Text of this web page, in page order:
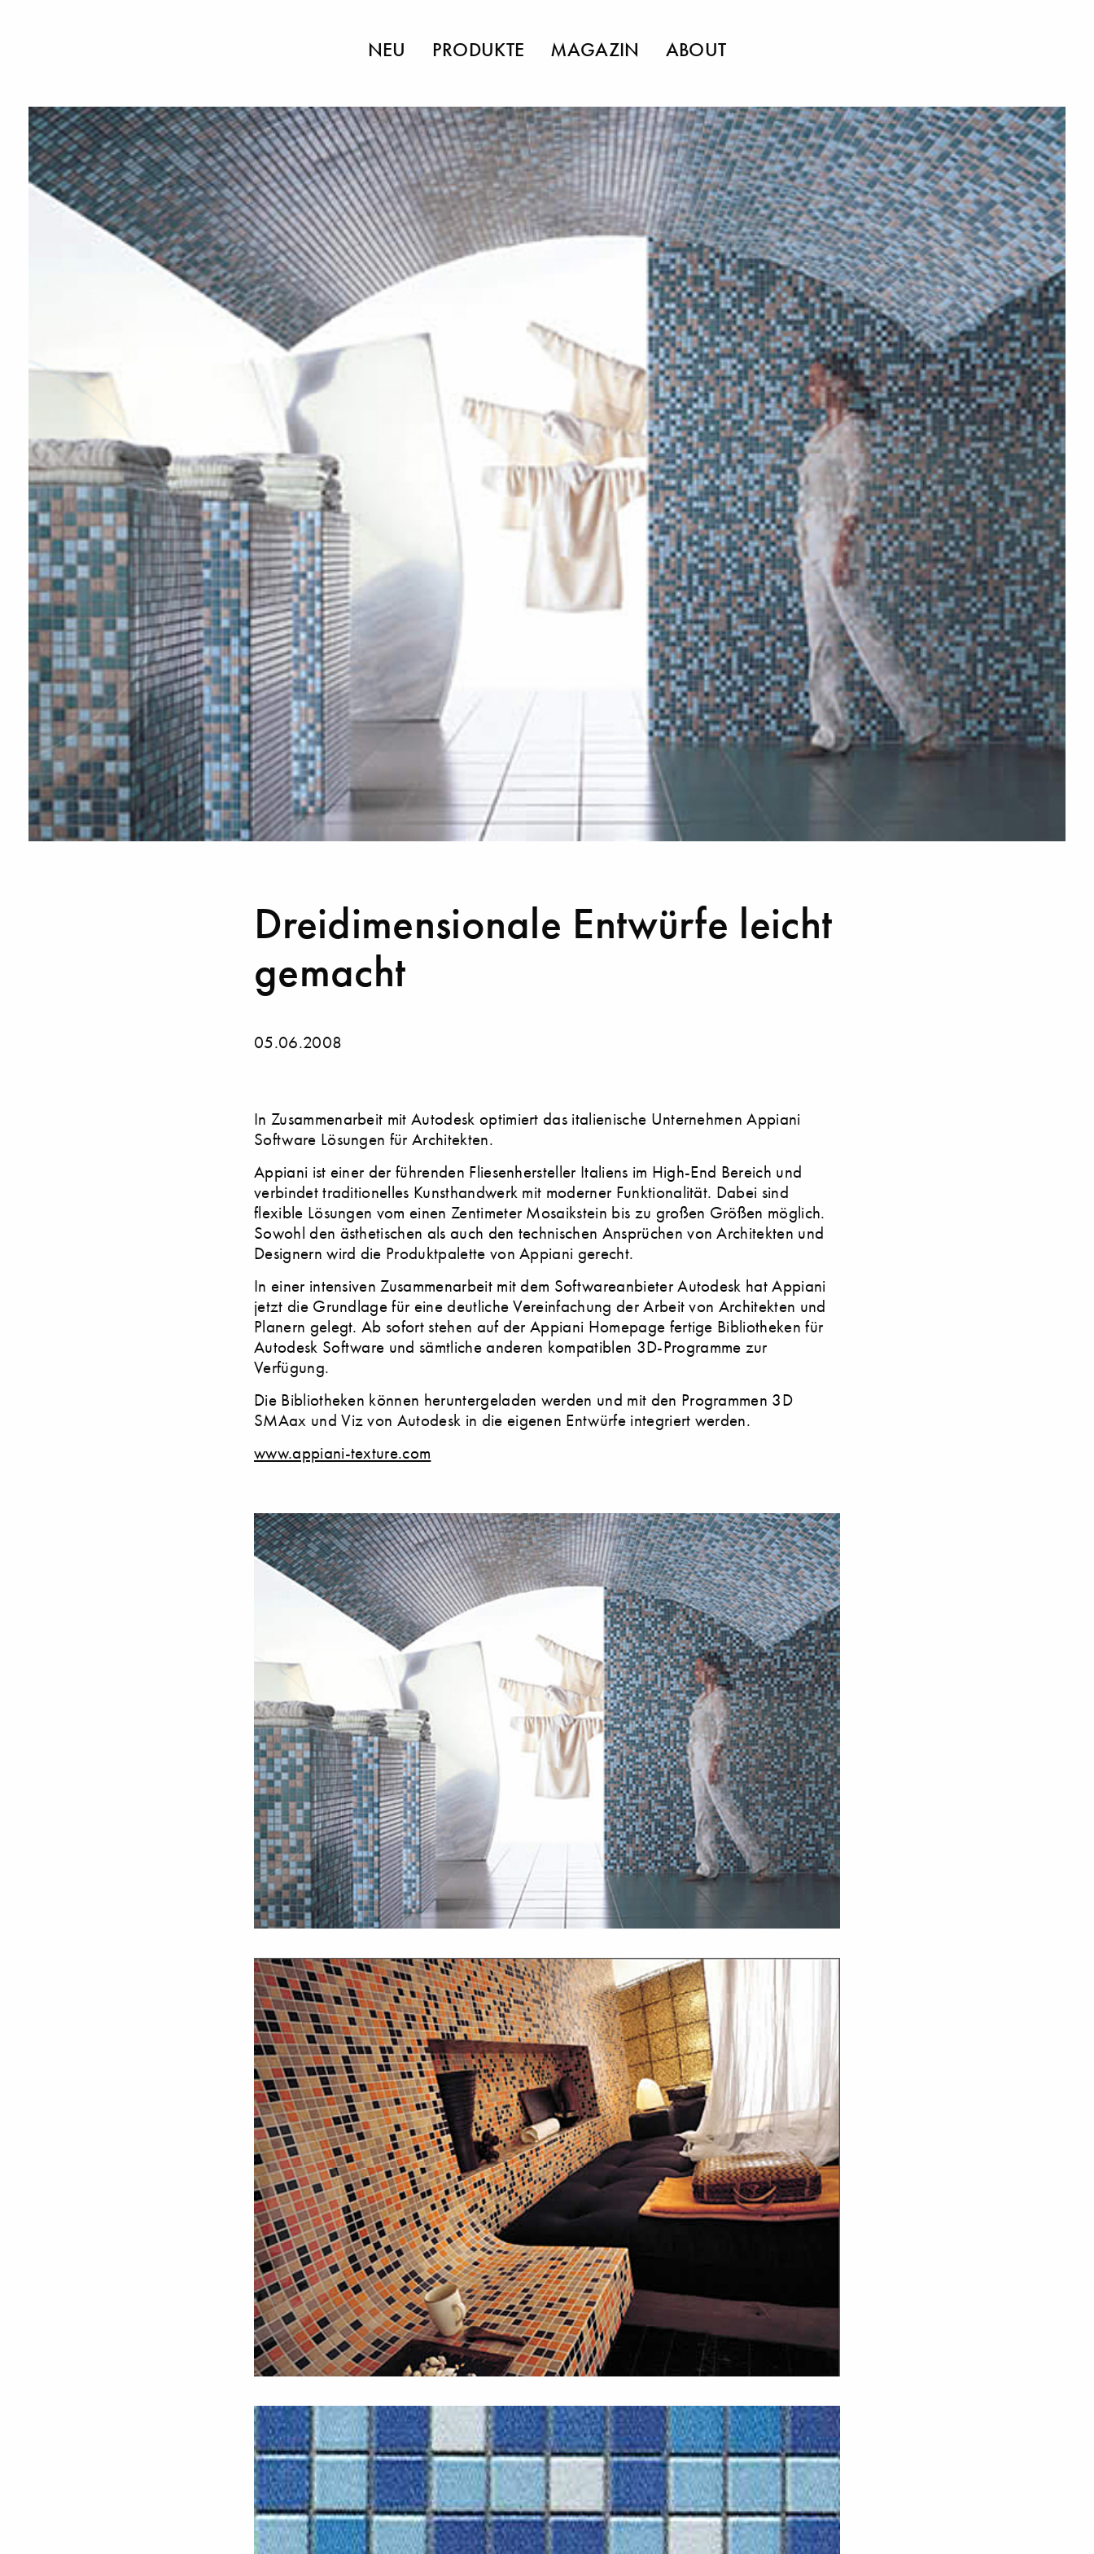
NEU PRODUKTE MAGAZIN ABOUT
Dreidimensionale Entwürfe leicht
gemacht
05.06.2008
In Zusammenarbeit mit Autodesk optimiert das italienische Unternehmen Appiani
Software Lösungen für Architekten.
Appiani ist einer der führenden Fliesenhersteller Italiens im High-End Bereich und
verbindet traditionelles Kunsthandwerk mit moderner Funktionalität. Dabei sind
flexible Lösungen vom einen Zentimeter Mosaikstein bis zu großen Größen möglich.
Sowohl den ästhetischen als auch den technischen Ansprüchen von Architekten und
Designern wird die Produktpalette von Appiani gerecht.
In einer intensiven Zusammenarbeit mit dem Softwareanbieter Autodesk hat Appiani
jetzt die Grundlage für eine deutliche Vereinfachung der Arbeit von Architekten und
Planern gelegt. Ab sofort stehen auf der Appiani Homepage fertige Bibliotheken für
Autodesk Software und sämtliche anderen kompatiblen 3D-Programme zur
Verfügung.
Die Bibliotheken können heruntergeladen werden und mit den Programmen 3D
SMAax und Viz von Autodesk in die eigenen Entwürfe integriert werden.
www.appiani-texture.com